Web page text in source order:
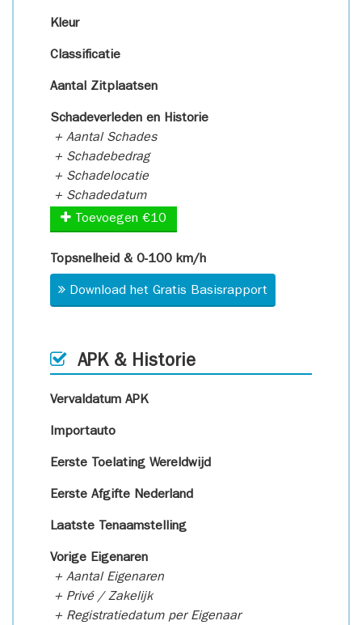
Kleur
Classificatie
Aantal Zitplaatsen
Schadeverleden en Historie
+ Aantal Schades
+ Schadebedrag
+ Schadelocatie
+ Schadedatum
Toevoegen €10
Topsnelheid & 0-100 km/h
Download het Gratis Basisrapport
APK & Historie
Vervaldatum APK
Importauto
Eerste Toelating Wereldwijd
Eerste Afgifte Nederland
Laatste Tenaamstelling
Vorige Eigenaren
+ Aantal Eigenaren
+ Privé / Zakelijk
+ Registratiedatum per Eigenaar